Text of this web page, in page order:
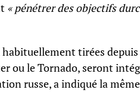
« pénétrer des objectifs
habituellement tirées
ou le Tornado, seront
russe, a indiqué la